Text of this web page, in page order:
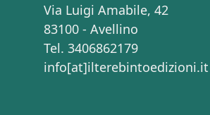
Via Luigi Amabile, 42
83100 - Avellino
Tel. 3406862179
info[at]ilterebintoedizioni.it